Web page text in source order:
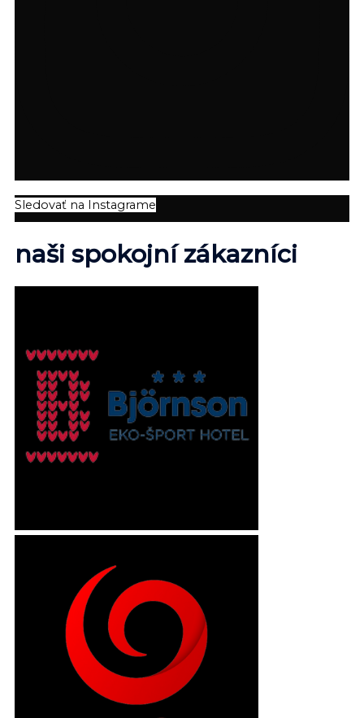
Sledovať na Instagrame
naši spokojní zákazníci